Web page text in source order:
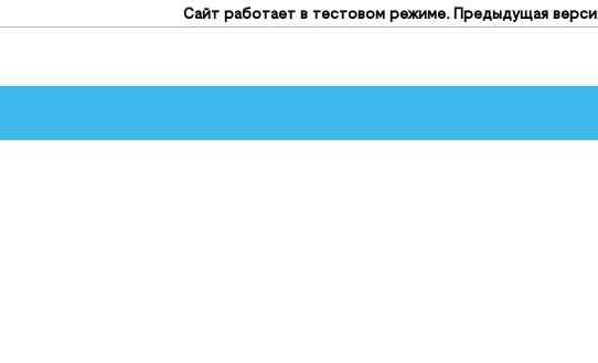
Сайт работает в тестовом режиме. Предыдущая